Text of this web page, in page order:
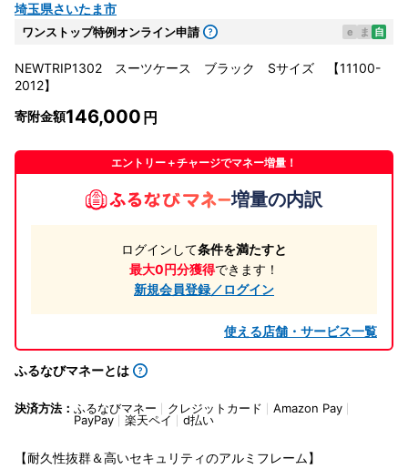
埼玉県さいたま市
ワンストップ特例オンライン申請 e ま 自
NEWTRIP1302 スーツケース ブラック Sサイズ 【11100-
2012】
寄附金額146,000
エントリー＋チャージでマネー増量！
増量の内訳
ログインして条件を満たすと
最大0円分獲得できます！
新規会員登録／ログイン
使える店舗・サービス一覧
ふるなびマネーとは
決済方法： ふるなびマネー クレジットカード
Amazon Pay
PayPay
楽天ペイ d払い
【耐久性抜群＆高いセキュリティのアルミフレーム】